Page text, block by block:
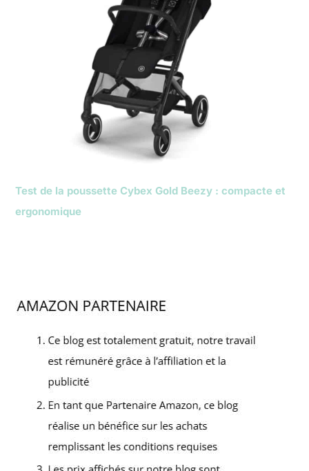
Test de la poussette Cybex Gold Beezy : compacte et
ergonomique